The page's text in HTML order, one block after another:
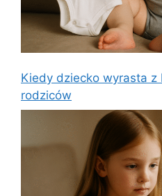
Kiedy dziecko wyrasta
rodziców